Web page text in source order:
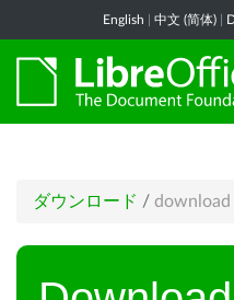
English 中文 (简体)
ダウンロード / download